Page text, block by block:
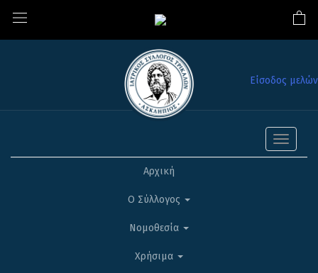
Είσοδος μελών
Toggle
Αρχική
Ο Σύλλογος
Νομοθεσία
Χρήσιμα